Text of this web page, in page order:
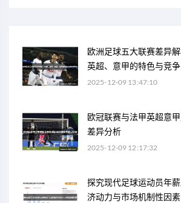
欧洲足球五大联赛差异解
英超、意甲的特色与竞
2025-12-09 13:47:10
欧冠联赛与法甲英超意
差异分析
2025-12-09 12:17:32
探究现代足球运动员年
济动力与市场机制性因素